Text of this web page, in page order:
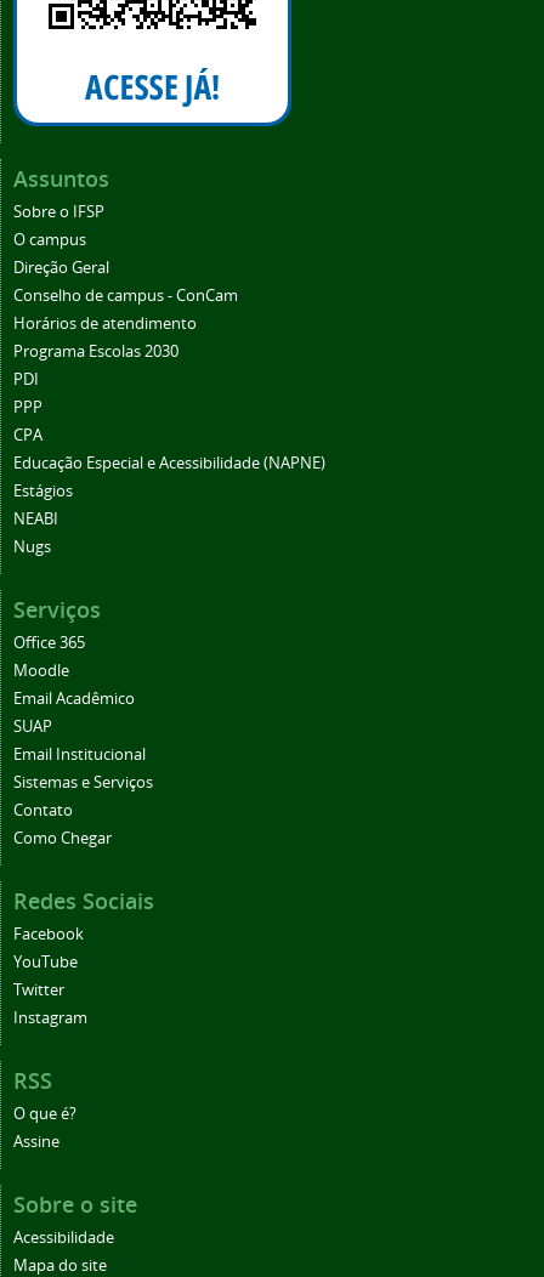
Assuntos
Sobre o IFSP
O campus
Direção Geral
Conselho de campus - ConCam
Horários de atendimento
Programa Escolas 2030
PDI
PPP
CPA
Educação Especial e Acessibilidade (NAPNE)
Estágios
NEABI
Nugs
Serviços
Office 365
Moodle
Email Acadêmico
SUAP
Email Institucional
Sistemas e Serviços
Contato
Como Chegar
Redes Sociais
Facebook
YouTube
Twitter
Instagram
RSS
O que é?
Assine
Sobre o site
Acessibilidade
Mapa do site